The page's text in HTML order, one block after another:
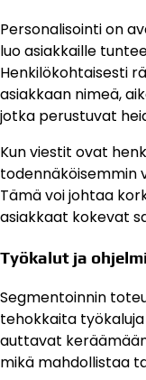
Personalisointi on
luo asiakkaille
Henkilökohtaisesti
asiakkaan nimeä,
jotka perustuvat
Kun viestit ovat
todennäköisemmin
Tämä voi johtaa
asiakkaat kokevat
Työkalut ja
Segmentoinnin
tehokkaita
auttavat
mikä mahdollistaa